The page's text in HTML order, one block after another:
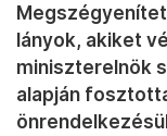
lányok, akiket
miniszterelnök
alapján